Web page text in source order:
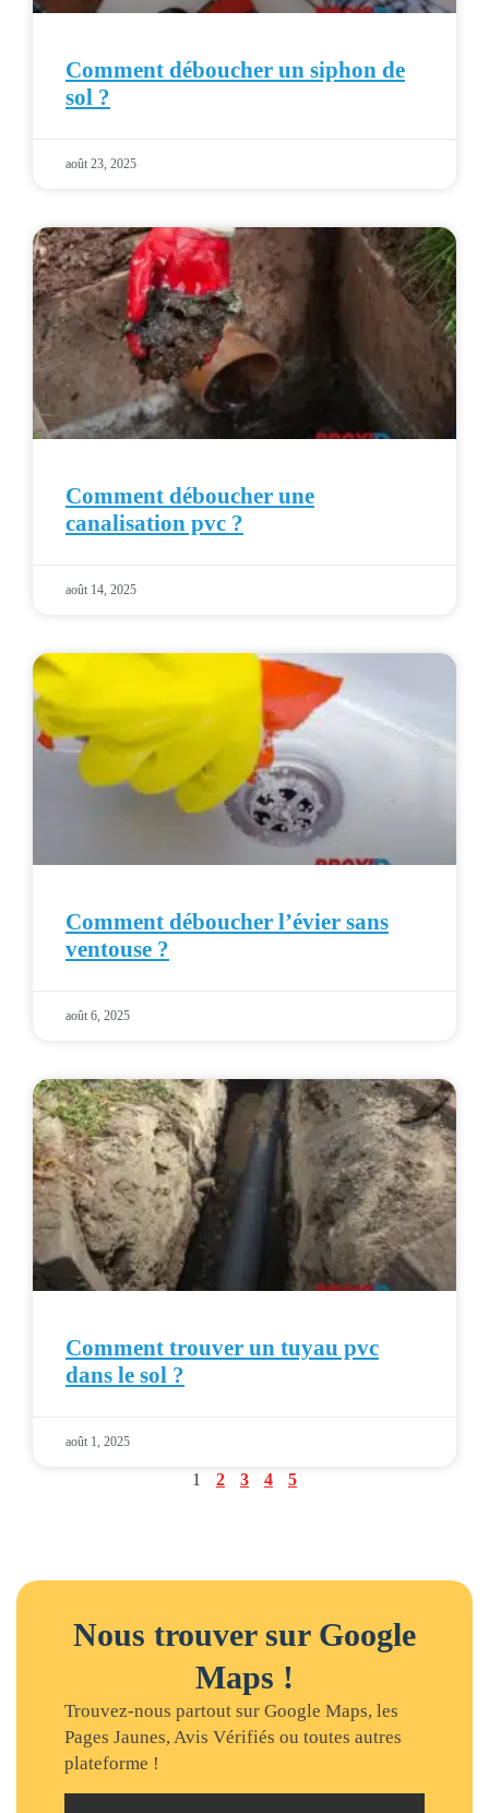
Comment déboucher un siphon de
sol ?
août 23, 2025
Comment déboucher une
canalisation pvc ?
août 14, 2025
Comment déboucher l’évier sans
ventouse ?
août 6, 2025
Comment trouver un tuyau pvc
dans le sol ?
août 1, 2025
1 2 3 4 5
Nous trouver sur Google
Maps !
Trouvez-nous partout sur Google Maps, les
Pages Jaunes, Avis Vérifiés ou toutes autres
plateforme !